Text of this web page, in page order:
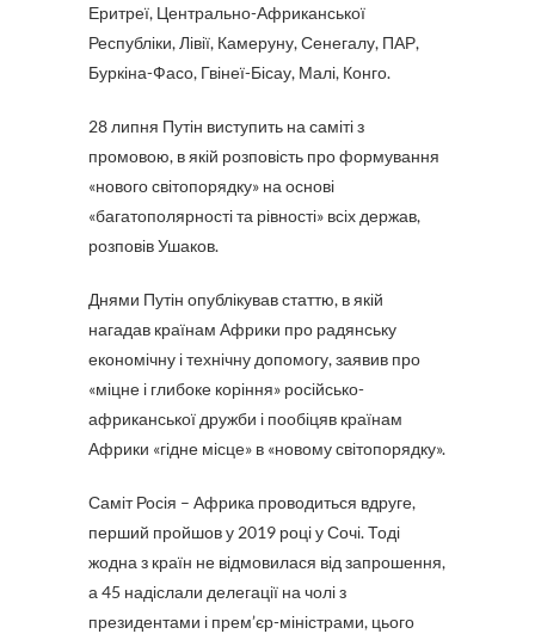
Еритреї, Центрально-Африканської
Республіки, Лівії, Камеруну, Сенегалу, ПАР,
Буркіна-Фасо, Гвінеї-Бісау, Малі, Конго.
28 липня Путін виступить на саміті з
промовою, в якій розповість про формування
«нового світопорядку» на основі
«багатополярності та рівності» всіх держав,
розповів Ушаков.
Днями Путін опублікував статтю, в якій
нагадав країнам Африки про радянську
економічну і технічну допомогу, заявив про
«міцне і глибоке коріння» російсько-
африканської дружби і пообіцяв країнам
Африки «гідне місце» в «новому світопорядку».
Саміт Росія – Африка проводиться вдруге,
перший пройшов у 2019 році у Сочі. Тоді
жодна з країн не відмовилася від запрошення,
а 45 надіслали делегації на чолі з
президентами і прем’єр-міністрами, цього